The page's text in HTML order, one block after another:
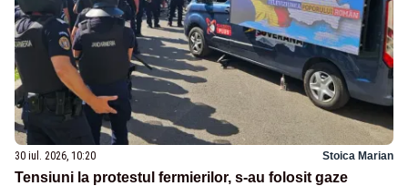
30 iul. 2026, 10:20 Stoica Marian
Tensiuni la protestul fermierilor, s-au folosit gaze